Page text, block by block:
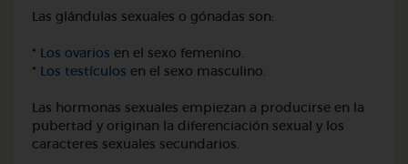
Las glándulas sexuales o gónadas son:
* Los ovarios en el sexo femenino.
* Los testículos en el sexo masculino.
Las hormonas sexuales empiezan a producirse en la
pubertad y originan la diferenciación sexual y los
caracteres sexuales secundarios.